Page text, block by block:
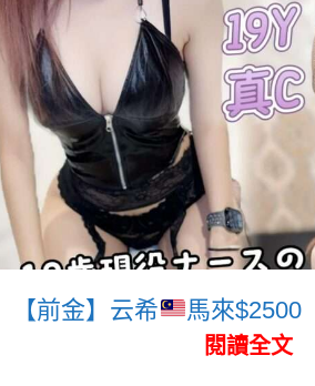
【前金】云希 馬來$2500
閱讀全文